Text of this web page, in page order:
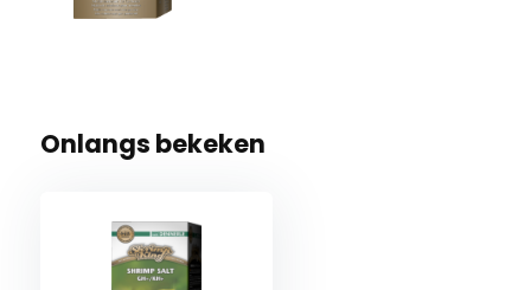
Onlangs bekeken